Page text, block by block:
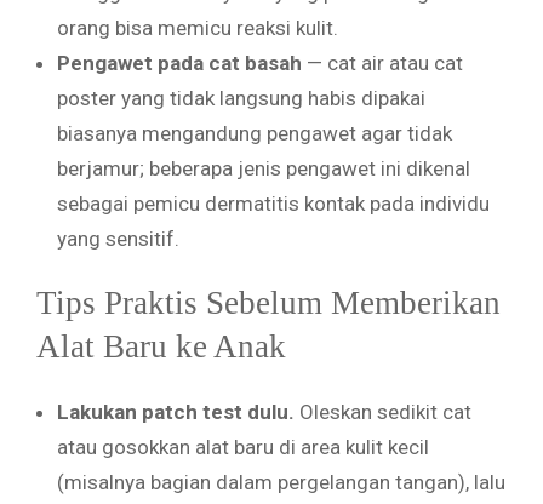
orang bisa memicu reaksi kulit.
Pengawet pada cat basah — cat air atau cat
poster yang tidak langsung habis dipakai
biasanya mengandung pengawet agar tidak
berjamur; beberapa jenis pengawet ini dikenal
sebagai pemicu dermatitis kontak pada individu
yang sensitif.
Tips Praktis Sebelum Memberikan
Alat Baru ke Anak
Lakukan patch test dulu. Oleskan sedikit cat
atau gosokkan alat baru di area kulit kecil
(misalnya bagian dalam pergelangan tangan), lalu